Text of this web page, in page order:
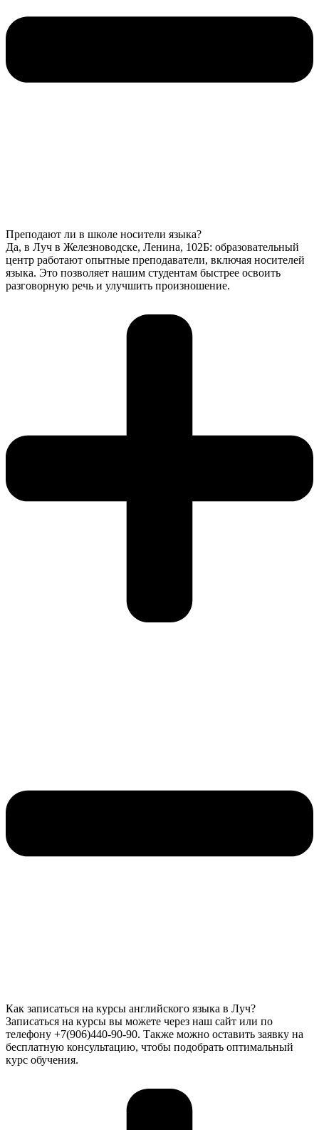
Преподают ли в школе носители языка?
Да, в Луч в Железноводске, Ленина, 102Б: образовательный
центр работают опытные преподаватели, включая носителей
языка. Это позволяет нашим студентам быстрее освоить
разговорную речь и улучшить произношение.
Как записаться на курсы английского языка в Луч?
Записаться на курсы вы можете через наш сайт или по
телефону +7(906)440-90-90. Также можно оставить заявку на
бесплатную консультацию, чтобы подобрать оптимальный
курс обучения.